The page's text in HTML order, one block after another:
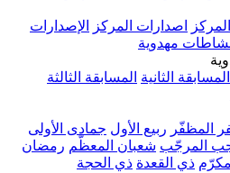
اصدارات المركز
الإصدارات
مهدوية
المسابقة الثانية المسابقة الثالثة
المظفّر ربيع الأول جمادى الأولى
المرجّب شعبان المعظّم رمضان
ذي القعدة ذي الحجة